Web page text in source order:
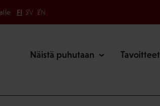
FI SV EN
Näistä puhutaan Tavoitteet